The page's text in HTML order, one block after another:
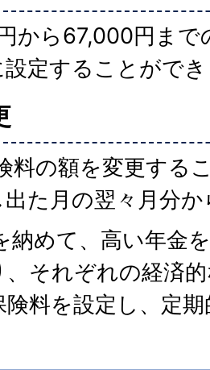
から67,000円まで
定することがで
料の額を変更する
出た月の翌々月分
納めて、高い年金
、それぞれの経済
険料を設定し、定